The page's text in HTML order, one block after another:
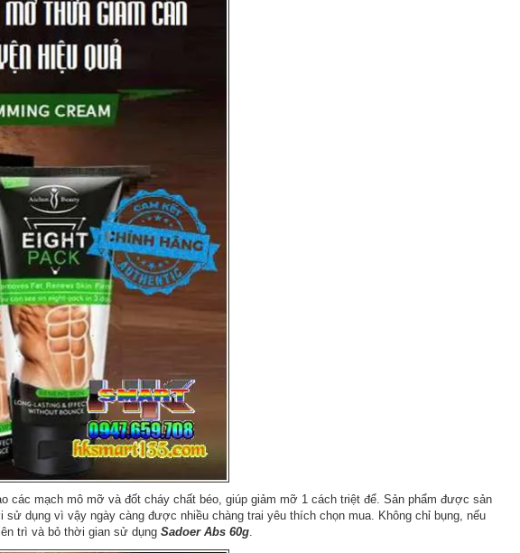
các mạch mô mỡ và đốt cháy chất béo, giúp giảm mỡ 1 cách triệt để. Sản phẩm được sản
dụng vì vậy ngày càng được nhiều chàng trai yêu thích chọn mua. Không chỉ bụng, nếu
trì và bỏ thời gian sử dụng Sadoer Abs 60g.